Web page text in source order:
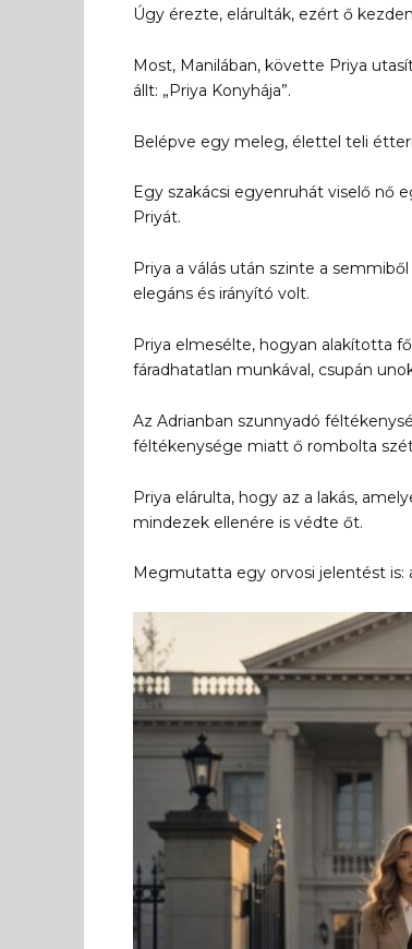
Úgy érezte, elárulták, ezért ő
Most, Manilában, követte Priya
állt: „Priya Konyhája”.
Belépve egy meleg, élettel teli
Egy szakácsi egyenruhát viselő nő
Priyát.
Priya a válás után szinte a
elegáns és irányító volt.
Priya elmesélte, hogyan alakította
fáradhatatlan munkával, csupán
Az Adrianban szunnyadó
féltékenysége miatt ő rombolta
Priya elárulta, hogy az a lakás,
mindezek ellenére is védte őt.
Megmutatta egy orvosi jelentést is: